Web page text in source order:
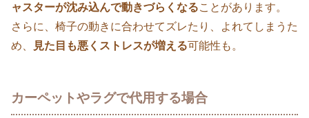
ャスターが沈み込んで動きづらくなることがあります。
さらに、椅子の動きに合わせてズレたり、よれてしまうた
め、
見た目も悪くストレスが増える可能性も。
カーペットやラグで代用する場合